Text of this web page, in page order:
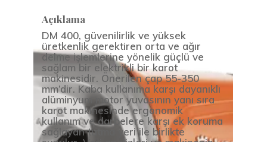
Açıklama
DM 400, güvenilirlik ve yüksek
üretkenlik gerektiren orta ve ağır
delme işlemlerine yönelik güçlü ve
sağlam bir elektrikli bir karot
makinesidir. Önerilen çap 55-350
mm’dir. Kaba kullanıma karşı dayanıklı
alüminyum motor yuvasının yanı sıra
karot makinesinde ergonomik
kullanım ve darbelere karşı ek koruma
sağlayan tutma yeri ile birlikte